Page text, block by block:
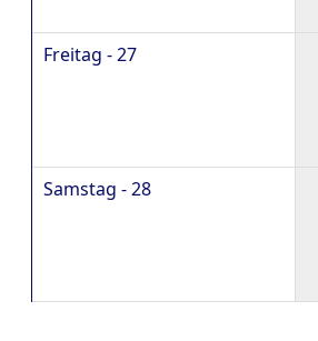
Freitag - 27
Samstag - 28